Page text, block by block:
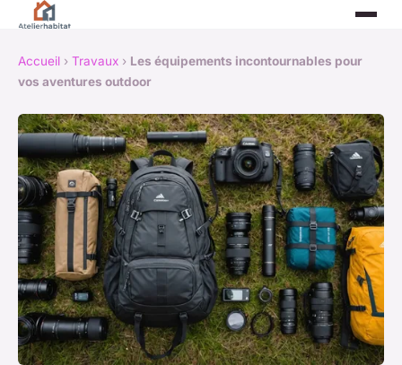
Accueil › Travaux › Les équipements incontournables pour
vos aventures outdoor